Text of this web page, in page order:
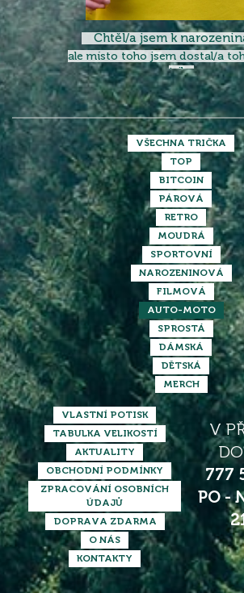
Chtěl/a jsem k
ale místo toho jsem dostal/a
triko
VŠECHNA TRIČKA
TOP
BITCOIN
PÁROVÁ
RETRO
MOUDRÁ
SPORTOVNÍ
NAROZENINOVÁ
FILMOVÁ
AUTO-MOTO
SPROSTÁ
DÁMSKÁ
DĚTSKÁ
MERCH
VLASTNÍ POTISK
TABULKA VELIKOSTÍ
AKTUALITY
OBCHODNÍ PODMÍNKY
ZPRACOVÁNÍ OSOBNÍCH
ÚDAJŮ
DOPRAVA ZDARMA
O NÁS
KONTAKTY
V
777
PO -